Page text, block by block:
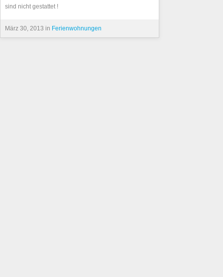
sind nicht gestattet !
März 30, 2013 in Ferienwohnungen